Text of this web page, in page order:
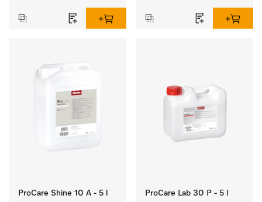
ProCare Shine 10 A - 5 l ProCare Lab 30 P - 5 l